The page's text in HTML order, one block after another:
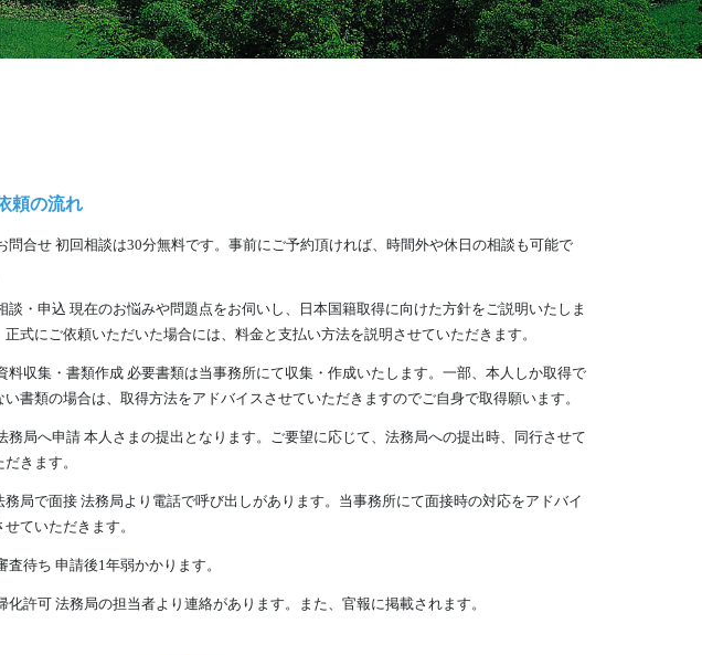
頼の流れ
問合せ 初回相談は30分無料です。事前にご予約頂ければ、時間外や休日の相談も可能で
談・申込 現在のお悩みや問題点をお伺いし、日本国籍取得に向けた方針をご説明いたしま
正式にご依頼いただいた場合には、料金と支払い方法を説明させていただきます。
料収集・書類作成 必要書類は当事務所にて収集・作成いたします。一部、本人しか取得で
い書類の場合は、取得方法をアドバイスさせていただきますのでご自身で取得願います。
務局へ申請 本人さまの提出となります。ご要望に応じて、法務局への提出時、同行させて
だきます。
務局で面接 法務局より電話で呼び出しがあります。当事務所にて面接時の対応をアドバイ
せていただきます。
査待ち 申請後1年弱かかります。
化許可 法務局の担当者より連絡があります。また、官報に掲載されます。